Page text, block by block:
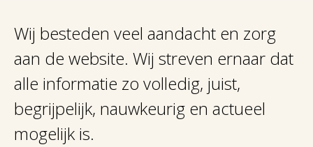
Wij besteden veel aandacht en zorg
aan de website. Wij streven ernaar dat
alle informatie zo volledig, juist,
begrijpelijk, nauwkeurig en actueel
mogelijk is.